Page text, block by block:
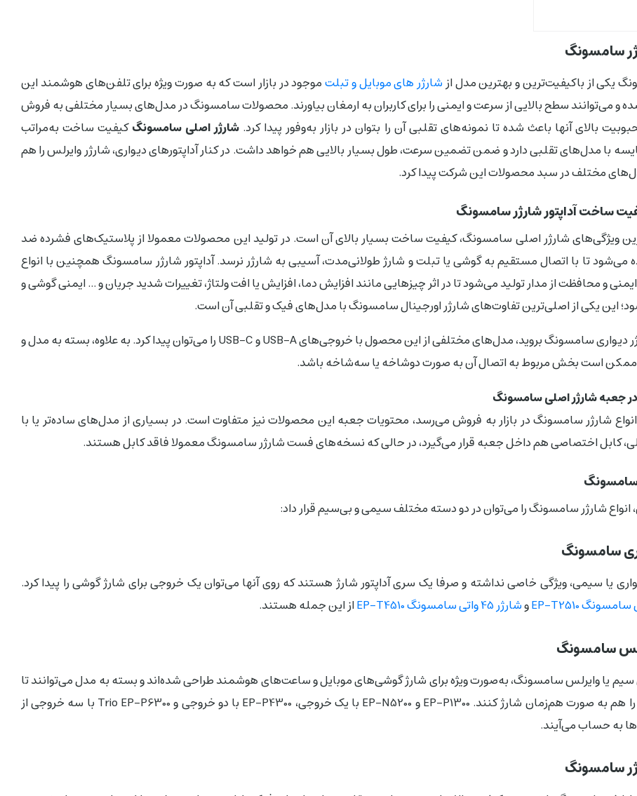
سامسونگ
یکی از باکیفیت‌ترین و بهترین مدل ازشارژر های موبایل و تبلتموجود در بازار است که به صورت ویژه برای تلفن‌های هوشمند این
و می‌توانند سطح بالایی از سرعت و ایمنی را برای کاربران به ارمغان بیاورند. محصولات سامسونگ در مدل‌های بسیار مختلفی به فروش
بالای آنها باعث شده تا نمونه‌های تقلبی آن را بتوان در بازار به‌وفور پیدا کرد. شارژر اصلی سامسونگکیفیت ساخت به‌مراتب
با مدل‌های تقلبی دارد و ضمن تضمین سرعت، طول بسیار بالایی هم خواهد داشت. در کنار آداپتورهای دیواری، شارژر وایرلس را هم
مختلف در سبد محصولات این شرکت پیدا کرد.
ساخت آداپتور شارژر سامسونگ
ویژگی‌های شارژر اصلی سامسونگ، کیفیت ساخت بسیار بالای آن است. در تولید این محصولات معمولا از پلاستیک‌های فشرده ضد
می‌شود تا با اتصال مستقیم به گوشی یا تبلت و شارژ طولانی‌مدت، آسیبی به شارژر نرسد. آداپتور شارژر سامسونگ همچنین با انواع
و محافظت از مدار تولید می‌شود تا در اثر چیزهایی مانند افزایش دما، افزایش یا افت ولتاژ، تغییرات شدید جریان و ... ایمنی گوشی و
این یکی از اصلی‌ترین تفاوت‌های شارژر اورجینال سامسونگ با مدل‌های فیک و تقلبی آن است.
اگر سراغ شارژر دیواری سامسونگ بروید، مدل‌های مختلفی از این محصول با خروجی‌های USB-A و USB-C را می‌توان پیدا کرد. به علاوه، بسته به مدل و
ممکن است بخش مربوط به اتصال آن به صورت دوشاخه یا سه‌شاخه باشد.
جعبه شارژر اصلی سامسونگ
انواع شارژر سامسونگ در بازار به فروش می‌رسد، محتویات جعبه این محصولات نیز متفاوت است. در بسیاری از مدل‌های ساده‌تر یا با
کابل اختصاصی هم داخل جعبه قرار می‌گیرد، در حالی که نسخه‌های فست شارژر سامسونگ معمولا فاقد کابل هستند.
سامسونگ
انواع شارژر سامسونگ را می‌توان در دو دسته مختلف سیمی و بی‌سیم قرار داد:
سامسونگ
یا سیمی، ویژگی خاصی نداشته و صرفا یک سری آداپتور شارژ هستند که روی آنها می‌توان یک خروجی برای شارژ گوشی را پیدا کرد.
وشارژر 45 واتی سامسونگ EP-T4510 از این جمله هستند.
سامسونگ
سیم یا وایرلس سامسونگ، به‌صورت ویژه برای شارژ گوشی‌های موبایل و ساعت‌های هوشمند طراحی شده‌اند و بسته به مدل می‌توانند تا
چند دستگاه را هم به صورت هم‌زمان شارژ کنند. EP-P1300 و EP-N5200 با یک خروجی، EP-P4300 با دو خروجی و Trio EP-P6300 با سه خروجی از
به حساب می‌آیند.
سامسونگ